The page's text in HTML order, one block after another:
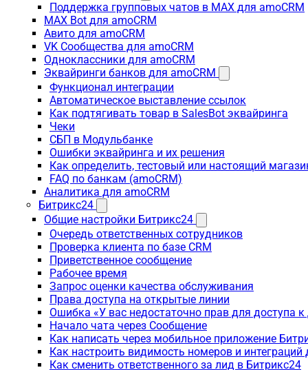
Поддержка групповых чатов в MAX для amoCRM
MAX Bot для amoCRM
Авито для amoCRM
VK Сообщества для amoCRM
Одноклассники для amoCRM
Эквайринги банков для amoCRM
Функционал интеграции
Автоматическое выставление ссылок
Как подтягивать товар в SalesBot эквайринга
Чеки
СБП в Модульбанке
Ошибки эквайринга и их решения
Как определить, тестовый или настоящий
FAQ по банкам (amoCRM)
Аналитика для amoCRM
Битрикс24
Общие настройки Битрикс24
Очередь ответственных сотрудников
Проверка клиента по базе CRM
Приветственное сообщение
Рабочее время
Запрос оценки качества обслуживания
Права доступа на открытые линии
Ошибка «У вас недостаточно прав для доступа
Начало чата через Сообщение
Как написать через мобильное приложение
Как настроить видимость номеров и
Как сменить ответственного за лид в Битрикс24